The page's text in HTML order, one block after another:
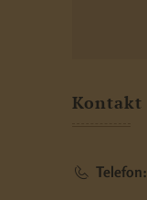
Kontakt
Telefon: